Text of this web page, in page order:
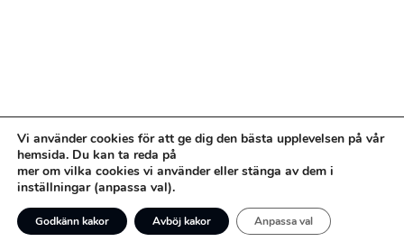
Vi använder cookies för att ge dig den bästa upplevelsen på vår
hemsida. Du kan ta reda på
mer om vilka cookies vi använder eller stänga av dem i
inställningar (anpassa val).
Godkänn kakor Avböj kakor Anpassa val